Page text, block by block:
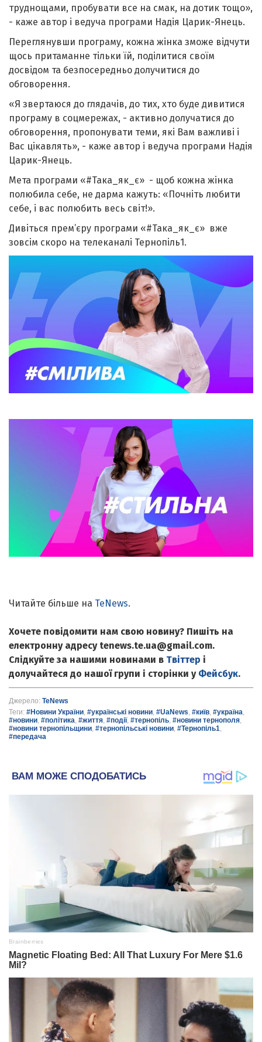
труднощами, пробувати все на смак, на дотик тощо»,
- каже автор і ведуча програми Надія Царик-Янець.
Переглянувши програму, кожна жінка зможе відчути
щось притаманне тільки їй, поділитися своїм
досвідом та безпосередньо долучитися до
обговорення.
«Я звертаюся до глядачів, до тих, хто буде дивитися
програму в соцмережах, - активно долучатися до
обговорення, пропонувати теми, які Вам важливі і
Вас цікавлять», - каже автор і ведуча програми Надія
Царик-Янець.
Мета програми «#Така_як_є» - щоб кожна жінка
полюбила себе, не дарма кажуть: «Почніть любити
себе, і вас полюбить весь світ!».
Дивіться прем’єру програми «#Така_як_є» вже
зовсім скоро на телеканалі Тернопіль1.
Читайте більше на TeNews.
Хочете повідомити нам свою новину? Пишіть на
електронну адресу tenews.te.ua@gmail.com.
Слідкуйте за нашими новинами в Твіттер і
долучайтеся до нашої групи і сторінки у Фейсбук.
Джерело: TeNews
Теги: #Новини України, #українські новини, #UaNews, #київ, #україна,
#новини, #політика, #життя, #події, #тернопіль, #новини тернополя,
#новини тернопільщини, #тернопільські новини, #Тернопіль1,
#передача